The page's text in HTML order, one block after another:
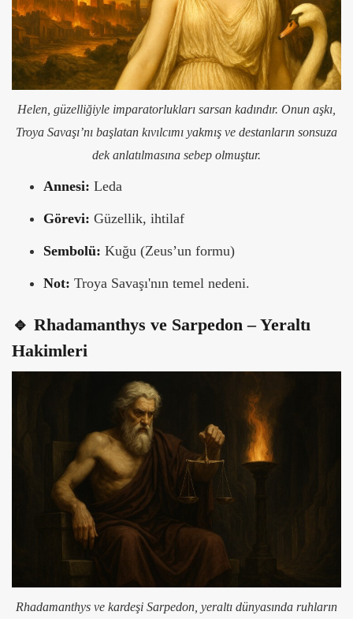
Helen, güzelliğiyle imparatorlukları sarsan kadındır. Onun aşkı,
Troya Savaşı’nı başlatan kıvılcımı yakmış ve destanların sonsuza
dek anlatılmasına sebep olmuştur.
Annesi: Leda
Görevi: Güzellik, ihtilaf
Sembolü: Kuğu (Zeus’un formu)
Not: Troya Savaşı'nın temel nedeni.
🔹 Rhadamanthys ve Sarpedon – Yeraltı
Hakimleri
Rhadamanthys ve kardeşi Sarpedon, yeraltı dünyasında ruhların